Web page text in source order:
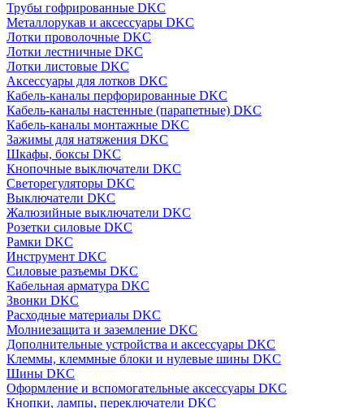
Трубы гофрированные DKC
Металлорукав и аксессуары DKC
Лотки проволочные DKC
Лотки лестничные DKC
Лотки листовые DKC
Аксессуары для лотков DKC
Кабель-каналы перфорированные DKC
Кабель-каналы настенные (парапетные) DKC
Кабель-каналы монтажные DKC
Зажимы для натяжения DKC
Шкафы, боксы DKC
Кнопочные выключатели DKC
Светорегуляторы DKC
Выключатели DKC
Жалюзийные выключатели DKC
Розетки силовые DKC
Рамки DKC
Инструмент DKC
Силовые разъемы DKC
Кабельная арматура DKC
Звонки DKC
Расходные материалы DKC
Молниезащита и заземление DKC
Дополнительные устройства и аксессуары DKC
Клеммы, клеммные блоки и нулевые шины DKC
Шины DKC
Оформление и вспомогательные аксессуары DKC
Кнопки, лампы, переключатели DKC